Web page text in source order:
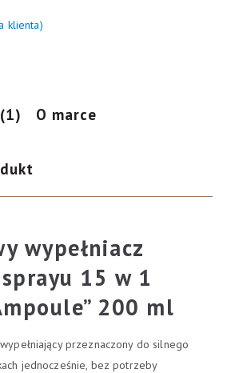
klienta)
O marce
wypełniacz
15 w 1
200 ml
przeznaczony do silnego
jednocześnie, bez potrzeby